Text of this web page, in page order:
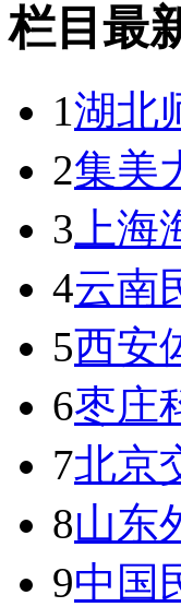
栏目最
1湖北
2集美
3 上
4云南
5西安
6枣庄
7北京
8山东
9中国